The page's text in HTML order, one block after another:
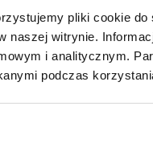
pliki cookie do
naszej witrynie.
i analitycznym.
podczas